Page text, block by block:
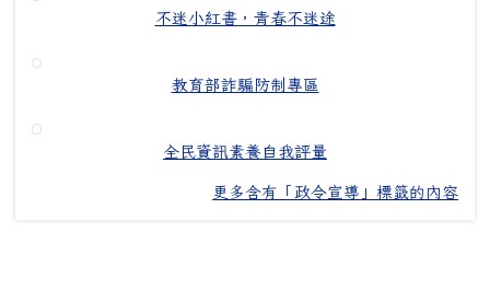
不迷小紅書，青春不迷途
教育部詐騙防制專區
全民資訊素養自我評量
更多含有「政令宣導」標籤的內容